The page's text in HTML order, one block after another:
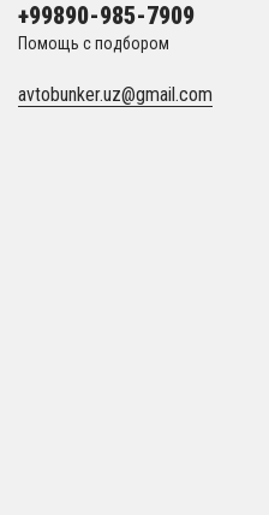
+99890-985-7909
Помощь с подбором
avtobunker.uz@gmail.com